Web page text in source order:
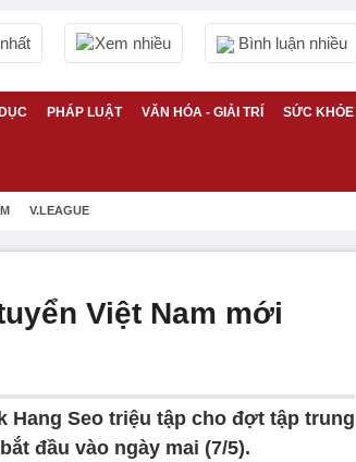
Xem nhiều Bình luận nhiều
PHÁP LUẬT VĂN HÓA - GIẢI TRÍ SỨC KHỎE
V.LEAGUE
Việt Nam mới
Hang Seo triệu tập cho đợt tập trung
đầu vào ngày mai (7/5).